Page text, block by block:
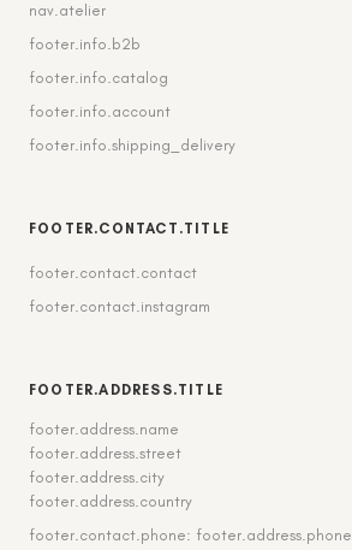
nav.atelier
footer.info.b2b
footer.info.catalog
footer.info.account
footer.info.shipping_delivery
FOOTER.CONTACT.TITLE
footer.contact.contact
footer.contact.instagram
FOOTER.ADDRESS.TITLE
footer.address.name
footer.address.street
footer.address.city
footer.address.country
footer.contact.phone: footer.address.phone